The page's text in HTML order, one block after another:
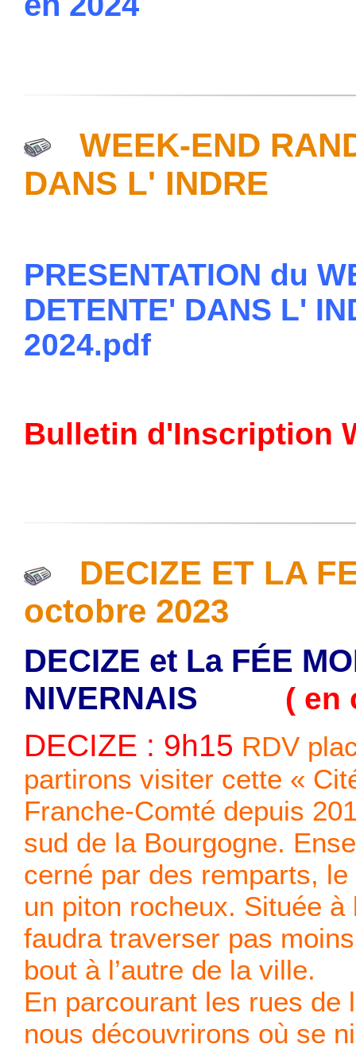
WEEK-END
DANS L' INDRE
PRESENTATION du
DETENTE' DANS L'
2024.pdf
Bulletin d'Inscription
DECIZE ET LA
octobre 2023
DECIZE et La FÉE
NIVERNAIS ( en
DECIZE : 9h15 RDV
partirons visiter cette «
Franche-Comté depuis
sud de la Bourgogne.
cerné par des remparts,
un piton rocheux. Située à
faudra traverser pas
bout à l’autre de la ville.
En parcourant les rues de
nous découvrirons où se